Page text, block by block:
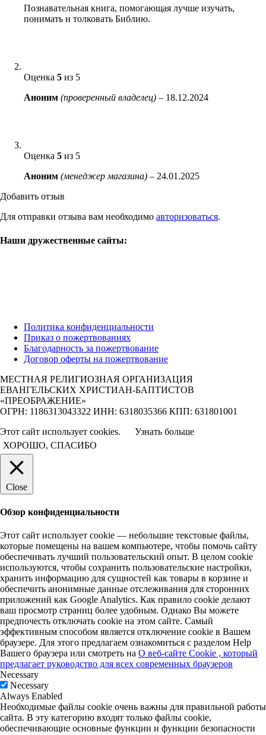
Познавательная книга, помогающая лучше изучать,
понимать и толковать Библию.
Оценка 5 из 5
Аноним (проверенный владелец) – 18.12.2024
Оценка 5 из 5
Аноним (менеджер магазина) – 24.01.2025
Добавить отзыв
Для отправки отзыва вам необходимо авторизоваться.
Наши дружественные сайты:
Политика конфиденциальности
Приказ о пожертвованиях
Благодарность за пожертвование
Договор оферты на пожертвование
МЕСТНАЯ РЕЛИГИОЗНАЯ ОРГАНИЗАЦИЯ
ЕВАНГЕЛЬСКИХ ХРИСТИАН-БАПТИСТОВ
«ПРЕОБРАЖЕНИЕ»
ОГРН: 1186313043322 ИНН: 6318035366 КПП: 631801001
Этот сайт использует cookies.
Узнать больше
ХОРОШО, СПАСИБО
Close
Обзор конфиденциальности
Этот сайт использует cookie — небольшие текстовые файлы,
которые помещены на вашем компьютере, чтобы помочь сайту
обеспечивать лучший пользовательский опыт. В целом cookie
используются, чтобы сохранить пользовательские настройки,
хранить информацию для сущностей как товары в корзине и
обеспечить анонимные данные отслеживания для сторонних
приложений как Google Analytics. Как правило cookie делают
ваш просмотр страниц более удобным. Однако Вы можете
предпочесть отключать cookie на этом сайте. Самый
эффективным способом является отключение cookie в Вашем
браузере. Для этого предлагаем ознакомиться с разделом Help
Вашего браузера или смотреть на О веб-сайте Cookie , который
предлагает руководство для всех современных браузеров
Necessary
Necessary
Always Enabled
Необходимые файлы cookie очень важны для правильной работы
сайта. В эту категорию входят только файлы cookie,
обеспечивающие основные функции и функции безопасности